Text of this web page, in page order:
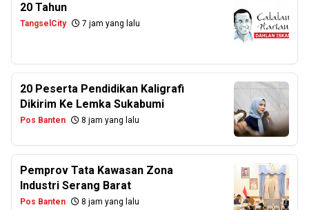
20 Tahun
TangselCity 7 jam yang lalu
20 Peserta Pendidikan Kaligrafi
Dikirim Ke Lemka Sukabumi
Pos Banten 8 jam yang lalu
Pemprov Tata Kawasan Zona
Industri Serang Barat
Pos Banten 8 jam yang lalu